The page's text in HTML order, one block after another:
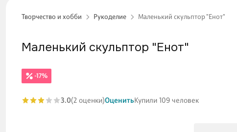
Творчество и хобби Рукоделие Маленький скульптор "Енот"
-17%
Маленький скульптор "Енот"
3.0(2 оценки)ОценитьКупили 109 человек